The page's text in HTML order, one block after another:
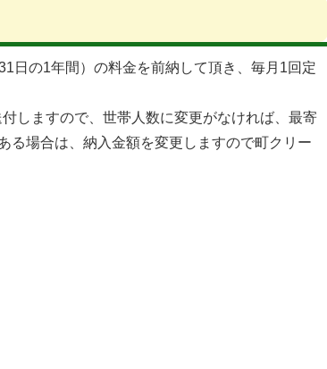
日の1年間）の料金を前納して頂き、毎月1回定
しますので、世帯人数に変更がなければ、最寄
る場合は、納入金額を変更しますので町クリー